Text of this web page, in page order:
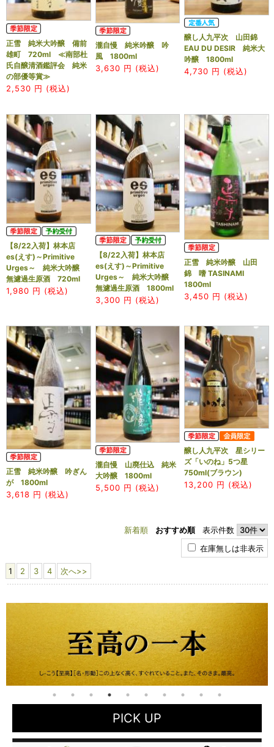
正雪 純米大吟醸 備前
雄町 720ml ≪南部杜
氏自醸清酒鑑評会 純米
の部優等賞≫
2,530 円 (税込)
瀧自慢 純米吟醸 吟
風 1800ml
3,630 円 (税込)
醸し人九平次 山田錦
EAU DU DESIR 純米大
吟醸 1800ml
4,730 円 (税込)
【8/22入荷】林本店
es(えす)～Primitive
Urges～ 純米大吟醸
無濾過生原酒 720ml
1,980 円 (税込)
【8/22入荷】林本店
es(えす)～Primitive
Urges～ 純米大吟醸
無濾過生原酒 1800ml
3,300 円 (税込)
正雪 純米吟醸 山田
錦 嗜 TASINAMI
1800ml
3,450 円 (税込)
正雪 純米吟醸 吟ぎん
が 1800ml
3,618 円 (税込)
瀧自慢 山廃仕込 純米
大吟醸 1800ml
5,500 円 (税込)
醸し人九平次 星シリー
ズ「いのね」5つ星
750ml(ブラウン)
13,200 円 (税込)
新着順 おすすめ順表示件数
在庫無しは非表示
1 2 3 4 次へ>>
PICK UP